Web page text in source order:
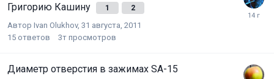
Григорию Кашину
1 2
Автор Ivan Olukhov, 31 августа, 2011
15 ответов 3т просмотров
Диаметр отверстия в зажимах SA-15